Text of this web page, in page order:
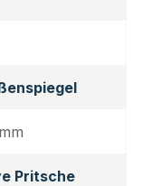
Pritsche